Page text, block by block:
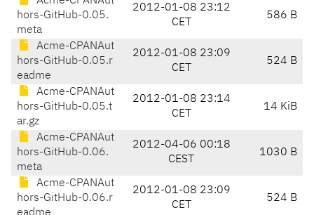
hors-GitHub-0.05.
meta
2012-01-08 23:12
CET
586 B
Acme-CPANAut
hors-GitHub-0.05.r
eadme
2012-01-08 23:09
CET
524 B
Acme-CPANAut
hors-GitHub-0.05.t
ar.gz
2012-01-08 23:14
CET
14 KiB
Acme-CPANAut
hors-GitHub-0.06.
meta
2012-04-06 00:18
CEST
1030 B
Acme-CPANAut
hors-GitHub-0.06.r
2012-01-08 23:09
CET
524 B